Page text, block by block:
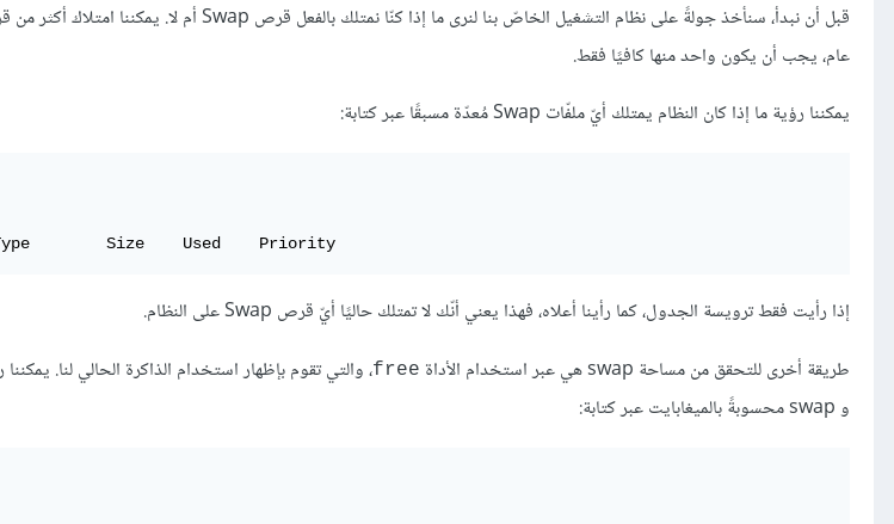
عام، يجب أن يكون واحد منها كافيًا فقط.
يمكننا رؤية ما إذا كان النظام يمتلك أيّ ملفّات Swap مُعدّة مسبقًا عبر كتابة:
Size    Used    Priority
إذا رأيت فقط ترويسة الجدول، كما رأينا أعلاه، فهذا يعني أنّك لا تمتلك حاليًا أيّ قرص Swap على النظام.
طريقة أخرى للتحقق من مساحة swap هي عبر استخدام الأداة
free، والتي تقوم بإظهار استخدام الذاكرة الحالي لنا.
و swap محسوبةً بالميغابايت عبر كتابة: